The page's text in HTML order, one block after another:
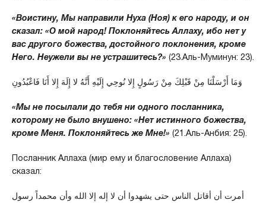
«Воистину, Мы направили Нуха (Ноя) к его народу, и он
сказал: «О мой народ! Поклоняйтесь Аллаху, ибо нет у
вас другого божества, достойного поклонения, кроме
Него. Неужели вы не устрашитесь?» (23.Аль-Муминун: 23).
وَمَا أَرْسَلْنَا مِنْ قَبْلِكَ مِنْ رَسُولٍ إِلا نُوحِي إِلَيْهِ أَنَّهُ لا إِلَهَ إِلا أَنَا فَاعْبُدُونِ
«Мы не посылали до тебя ни одного посланника,
которому не было внушено: «Нет истинного божества,
кроме Меня. Поклоняйтесь же Мне!» (21.Аль-Анбия: 25).
Посланник Аллаха (мир ему и благословение Аллаха)
сказал:
أمرت أن أقاتل الناس حتى يشهدوا أن لا إله إلا الله وأن محمداً رسول